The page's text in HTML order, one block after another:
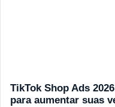
TikTok Shop Ads
para aumentar suas